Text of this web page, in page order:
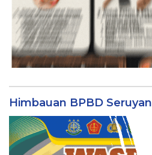
Himbauan BPBD Seruyan